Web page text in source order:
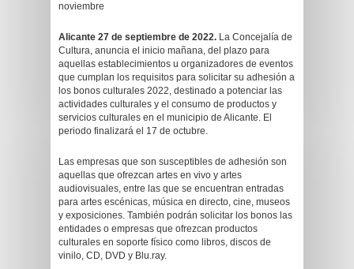
noviembre
Alicante 27 de septiembre de 2022. La Concejalía de
Cultura, anuncia el inicio mañana, del plazo para
aquellas establecimientos u organizadores de eventos
que cumplan los requisitos para solicitar su adhesión a
los bonos culturales 2022, destinado a potenciar las
actividades culturales y el consumo de productos y
servicios culturales en el municipio de Alicante. El
periodo finalizará el 17 de octubre.
Las empresas que son susceptibles de adhesión son
aquellas que ofrezcan artes en vivo y artes
audiovisuales, entre las que se encuentran entradas
para artes escénicas, música en directo, cine, museos
y exposiciones. También podrán solicitar los bonos las
entidades o empresas que ofrezcan productos
culturales en soporte físico como libros, discos de
vinilo, CD, DVD y Blu.ray.